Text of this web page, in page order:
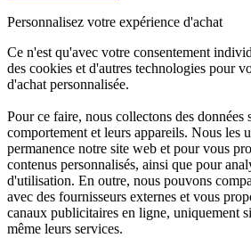
Personnalisez votre expérience d'achat
Ce n'est qu'avec votre consentement
des cookies et d'autres technologies pour
d'achat personnalisée.
Pour ce faire, nous collectons des données
comportement et leurs appareils. Nous les
permanence notre site web et pour vous
contenus personnalisés, ainsi que pour
d'utilisation. En outre, nous pouvons
avec des fournisseurs externes et vous
canaux publicitaires en ligne, uniquement
même leurs services.